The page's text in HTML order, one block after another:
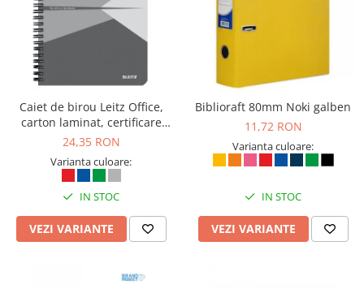
Caiet de birou Leitz Office,
carton laminat, certificare
FSC, reciclabil, A5, 90 coli, cu
24,35 RON
Varianta culoare:
IN STOC
VEZI VARIANTE
Biblioraft 80mm Noki galben
11,72 RON
Varianta culoare:
IN STOC
VEZI VARIANTE